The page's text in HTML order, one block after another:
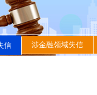
信 涉金融领域失信